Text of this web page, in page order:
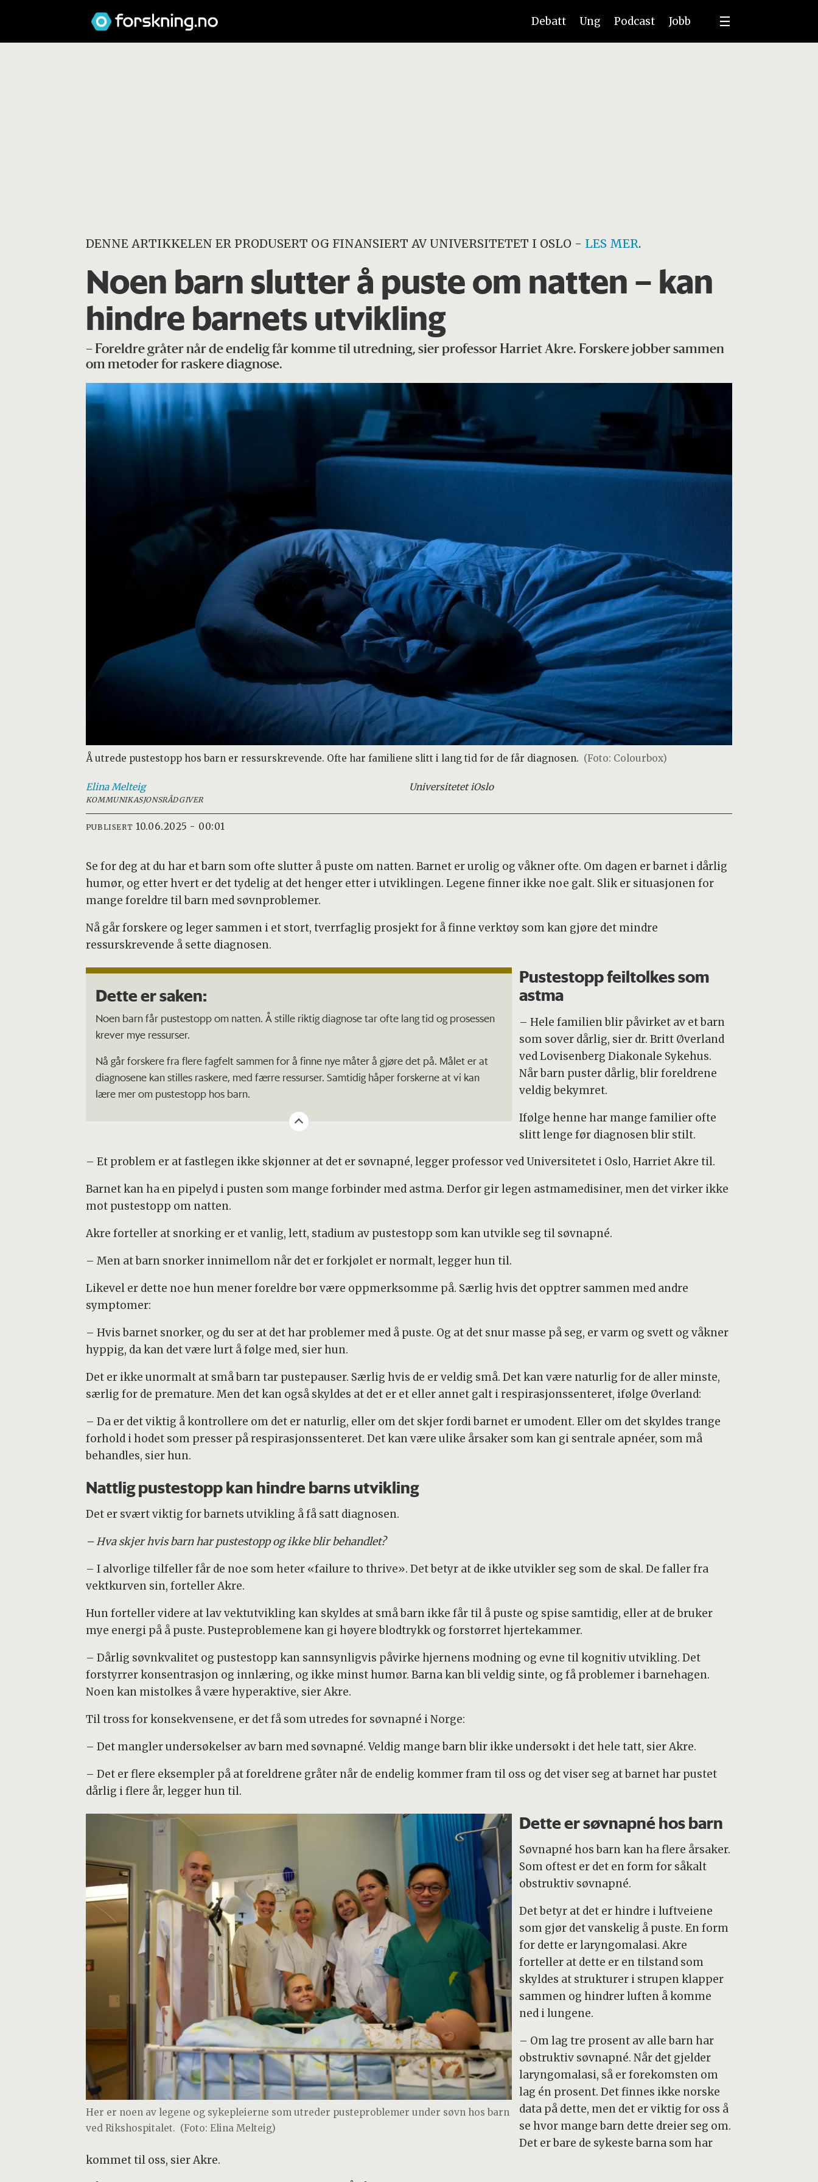
Debatt Ung Podcast Jobb
DENNE ARTIKKELEN ER PRODUSERT OG FINANSIERT AV UNIVERSITETET I OSLO- LES MER.
Noen barn slutter å puste om natten – kan
hindre barnets utvikling
– Foreldre gråter når de endelig får komme til utredning, sier professor Harriet Akre. Forskere jobber sammen
om metoder for raskere diagnose.
Å utrede pustestopp hos barn er ressurskrevende. Ofte har familiene slitt i lang tid før de får diagnosen. (Foto: Colourbox)
Elina Melteig
KOMMUNIKASJONSRÅDGIVER
Universitetet iOslo
PUBLISERT 10.06.2025 - 00:01
Se for deg at du har et barn som ofte slutter å puste om natten. Barnet er urolig og våkner ofte. Om dagen er barnet i dårlig
humør, og etter hvert er det tydelig at det henger etter i utviklingen. Legene finner ikke noe galt. Slik er situasjonen for
mange foreldre til barn med søvnproblemer.
Nå går forskere og leger sammen i et stort, tverrfaglig prosjekt for å finne verktøy som kan gjøre det mindre
ressurskrevende å sette diagnosen.
Dette er saken:
Noen barn får pustestopp om natten. Å stille riktig diagnose tar ofte lang tid og prosessen
krever mye ressurser.
Nå går forskere fra flere fagfelt sammen for å finne nye måter å gjøre det på. Målet er at
diagnosene kan stilles raskere, med færre ressurser. Samtidig håper forskerne at vi kan
lære mer om pustestopp hos barn.
Pustestopp feiltolkes som
astma
– Hele familien blir påvirket av et barn
som sover dårlig, sier dr. Britt Øverland
ved Lovisenberg Diakonale Sykehus.
Når barn puster dårlig, blir foreldrene
veldig bekymret.
Ifølge henne har mange familier ofte
slitt lenge før diagnosen blir stilt.
– Et problem er at fastlegen ikke skjønner at det er søvnapné, legger professor ved Universitetet i Oslo, Harriet Akre til.
Barnet kan ha en pipelyd i pusten som mange forbinder med astma. Derfor gir legen astmamedisiner, men det virker ikke
mot pustestopp om natten.
Akre forteller at snorking er et vanlig, lett, stadium av pustestopp som kan utvikle seg til søvnapné.
– Men at barn snorker innimellom når det er forkjølet er normalt, legger hun til.
Likevel er dette noe hun mener foreldre bør være oppmerksomme på. Særlig hvis det opptrer sammen med andre
symptomer:
– Hvis barnet snorker, og du ser at det har problemer med å puste. Og at det snur masse på seg, er varm og svett og våkner
hyppig, da kan det være lurt å følge med, sier hun.
Det er ikke unormalt at små barn tar pustepauser. Særlig hvis de er veldig små. Det kan være naturlig for de aller minste,
særlig for de premature. Men det kan også skyldes at det er et eller annet galt i respirasjonssenteret, ifølge Øverland:
– Da er det viktig å kontrollere om det er naturlig, eller om det skjer fordi barnet er umodent. Eller om det skyldes trange
forhold i hodet som presser på respirasjonssenteret. Det kan være ulike årsaker som kan gi sentrale apnéer, som må
behandles, sier hun.
Nattlig pustestopp kan hindre barns utvikling
Det er svært viktig for barnets utvikling å få satt diagnosen.
– Hva skjer hvis barn har pustestopp og ikke blir behandlet?
– I alvorlige tilfeller får de noe som heter «failure to thrive». Det betyr at de ikke utvikler seg som de skal. De faller fra
vektkurven sin, forteller Akre.
Hun forteller videre at lav vektutvikling kan skyldes at små barn ikke får til å puste og spise samtidig, eller at de bruker
mye energi på å puste. Pusteproblemene kan gi høyere blodtrykk og forstørret hjertekammer.
– Dårlig søvnkvalitet og pustestopp kan sannsynligvis påvirke hjernens modning og evne til kognitiv utvikling. Det
forstyrrer konsentrasjon og innlæring, og ikke minst humør. Barna kan bli veldig sinte, og få problemer i barnehagen.
Noen kan mistolkes å være hyperaktive, sier Akre.
Til tross for konsekvensene, er det få som utredes for søvnapné i Norge:
– Det mangler undersøkelser av barn med søvnapné. Veldig mange barn blir ikke undersøkt i det hele tatt, sier Akre.
– Det er flere eksempler på at foreldrene gråter når de endelig kommer fram til oss og det viser seg at barnet har pustet
dårlig i flere år, legger hun til.
Her er noen av legene og sykepleierne som utreder pusteproblemer under søvn hos barn
ved Rikshospitalet. (Foto: Elina Melteig)
Dette er søvnapné hos barn
Søvnapné hos barn kan ha flere årsaker.
Som oftest er det en form for såkalt
obstruktiv søvnapné.
Det betyr at det er hindre i luftveiene
som gjør det vanskelig å puste. En form
for dette er laryngomalasi. Akre
forteller at dette er en tilstand som
skyldes at strukturer i strupen klapper
sammen og hindrer luften å komme
ned i lungene.
– Om lag tre prosent av alle barn har
obstruktiv søvnapné. Når det gjelder
laryngomalasi, så er forekomsten om
lag én prosent. Det finnes ikke norske
data på dette, men det er viktig for oss å
se hvor mange barn dette dreier seg om.
Det er bare de sykeste barna som har
kommet til oss, sier Akre.